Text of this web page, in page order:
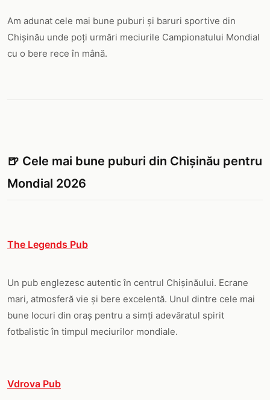
Am adunat cele mai bune puburi și baruri sportive din
Chișinău unde poți urmări meciurile Campionatului Mondial
cu o bere rece în mână.
🍺 Cele mai bune puburi din Chișinău pentru
Mondial 2026
The Legends Pub
Un pub englezesc autentic în centrul Chișinăului. Ecrane
mari, atmosferă vie și bere excelentă. Unul dintre cele mai
bune locuri din oraș pentru a simți adevăratul spirit
fotbalistic în timpul meciurilor mondiale.
Vdrova Pub